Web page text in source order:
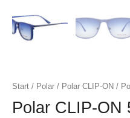
Start / Polar / Polar CLIP-ON /
Polar CLIP-ON